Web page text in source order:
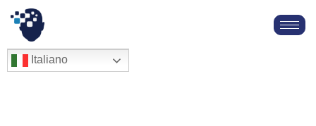
Vai
al
English
Français
Italiano